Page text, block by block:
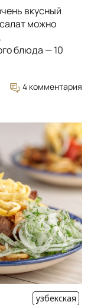
вкусный
можно
блюда — 10
4 комментария
узбекская